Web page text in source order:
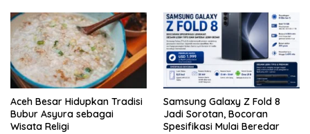
Aceh Besar Hidupkan Tradisi
Bubur Asyura sebagai
Wisata Religi
Samsung Galaxy Z Fold 8
Jadi Sorotan, Bocoran
Spesifikasi Mulai Beredar